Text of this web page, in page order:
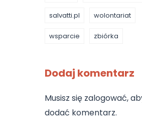
salvatti.pl wolontariat
wsparcie zbiórka
Dodaj komentarz
Musisz się zalogować,
dodać komentarz.